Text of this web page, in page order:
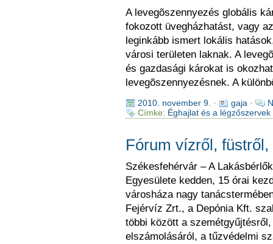
A levegõszennyezés globális
fokozott üvegházhatást, vagy
leginkább ismert lokális
városi területen laknak. A
és gazdasági károkat is
levegõszennyezésnek. A
2010. november 9. · gaja ·
Címke: Éghajlat és a légzőszervek
Fórum vízről,
Székesfehérvár – A
Egyesülete kedden, 15 órai
városháza nagy
Fejérvíz Zrt., a Depónia Kft.
többi között a
elszámolásáról, a tűzvédelmi